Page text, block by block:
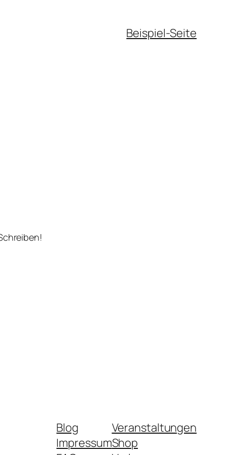
Beispiel-Seite
Blog
Impressum
Veranstaltungen
Shop